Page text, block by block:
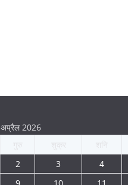
अप्रैल 2026
2 3 4